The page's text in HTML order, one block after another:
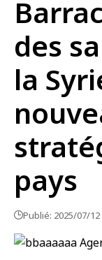
des
la
pays
Publié: 2025/07/12